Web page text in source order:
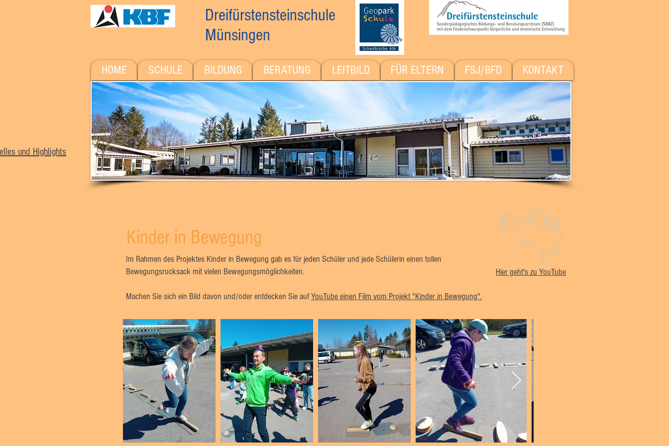
Dreifürstensteinschule
Münsingen
und Highlights
HOME SCHULE BILDUNG BERATUNG LEITBILD FÜR ELTERN FSJ/BFD KONTAKT
Kinder in Bewegung
Im Rahmen des Projektes Kinder in Bewegung gab es für jeden Schüler und jede Schülerin einen tollen
Bewegungsrucksack mit vielen Bewegungsmöglichkeiten.
Machen Sie sich ein Bild davon und/oder entdecken Sie aufYouTube einen Film vom Projekt "Kinder in Bewegung".
Hier geht's zu YouTube